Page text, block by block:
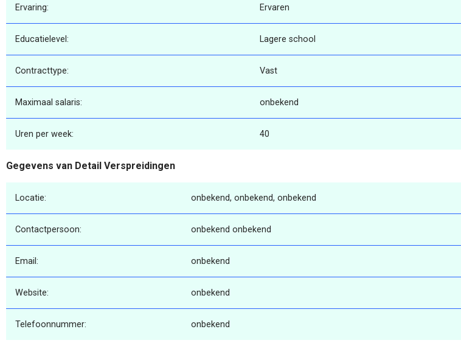
Ervaring: Ervaren
Educatielevel: Lagere school
Contracttype: Vast
Maximaal salaris: onbekend
Uren per week: 40
Gegevens van Detail Verspreidingen
Locatie: onbekend, onbekend, onbekend
Contactpersoon: onbekend onbekend
Email: onbekend
Website: onbekend
Telefoonnummer: onbekend